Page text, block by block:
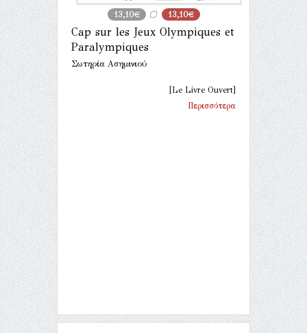
13,10€ 13,10€
Cap sur les Jeux Olympiques et
Paralympiques
Σωτηρία Ασημινιού
[Le Livre Ouvert]
Περισσότερα